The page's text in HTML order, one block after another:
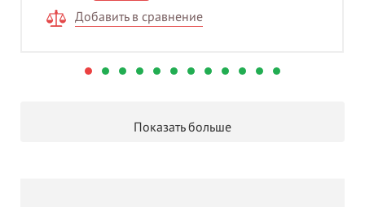
Добавить в сравнение
Показать больше